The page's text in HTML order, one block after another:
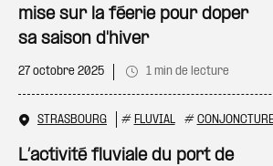
mise sur la féerie pour doper
sa saison d'hiver
27 octobre 2025 1 min de lecture
STRASBOURG # FLUVIAL # CONJONCTURE
L’activité fluviale du port de